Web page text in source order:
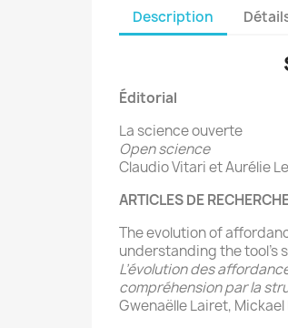
Description
Éditorial
La science ouverte
Open science
Claudio Vitari et Aurélie
ARTICLES DE
The evolution of
understanding the tool’s
L’évolution des
compréhension par la
Gwenaëlle Lairet,